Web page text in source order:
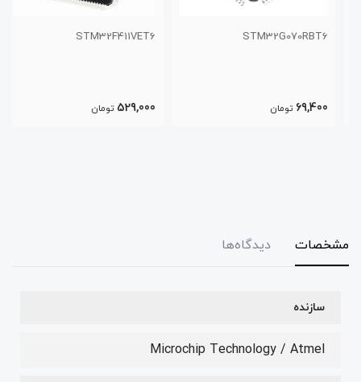
STM32G070RBT6
69,400 تومان
STM32F411VET6
529,000 تومان
مشخصات دیدگاه‌ها
سازنده
Microchip Technology / Atmel